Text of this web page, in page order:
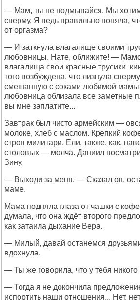
— Мам, ты не подмывайся. Мы хотим
сперму. Я ведь правильно поняла,
от оргазма?
— И заткнула влагалище своими
любовницы. Нате, оближите! —
влагалища свои красные трусики,
того возбуждена, что лизнула
смешанную с соками любимой
любовница облизала все заметные
вы мне заплатите...
Завтрак был чисто армейским —
молоке, хлеб с маслом. Крепкий
строя милитари. Ели, также, как,
столовых — молча. Даниил
Зину.
— Выходи за меня. — Сказал он,
маме.
Мама подняла глаза от чашки с
думала, что она ждёт второго
как затаила дыхание Вера.
— Милый, давай останемся
вдохнула.
— Ты же говорила, что у тебя никого
— Тогда я не докончила
испортить наши отношения... Нет,